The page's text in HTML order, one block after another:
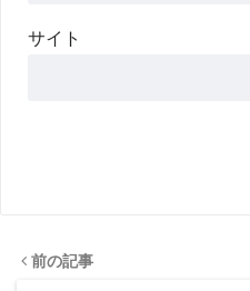
サイト
前の記事